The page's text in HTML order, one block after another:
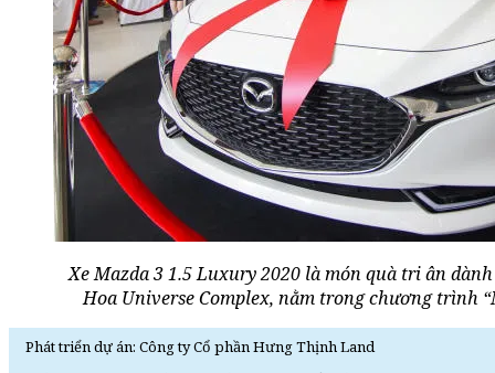
Xe Mazda 3 1.5 Luxury 2020 là món quà tri ân
Hoa Universe Complex, nằm trong chương trình
Phát triển dự án: Công ty Cổ phần Hưng Thịnh Land